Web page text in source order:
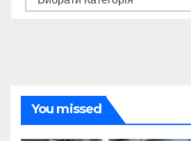
You missed